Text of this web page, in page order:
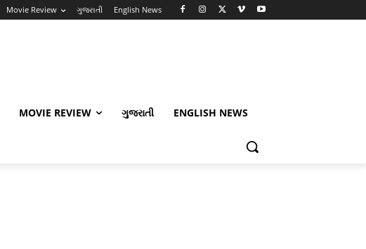
Movie Review ગુજરાતી English News
MOVIE REVIEW ગુજરાતી ENGLISH NEWS